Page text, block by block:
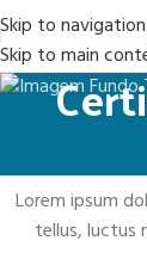
Skip to navigation
Skip to main
Lorem ipsum
tellus, luctus